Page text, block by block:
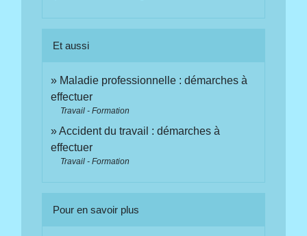
Et aussi
Maladie professionnelle : démarches à
effectuer
Travail - Formation
Accident du travail : démarches à
effectuer
Travail - Formation
Pour en savoir plus